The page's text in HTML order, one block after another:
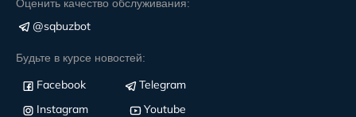
Оценить качество обслуживания:
@sqbuzbot
Будьте в курсе новостей:
Facebook
Telegram
Instagram
Youtube